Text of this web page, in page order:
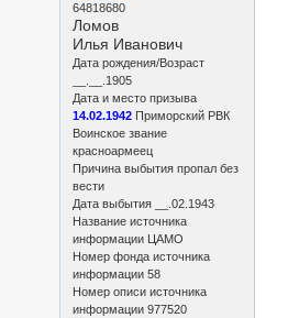
64818680
Ломов
Илья Иванович
Дата рождения/Возраст
__.__.1905
Дата и место призыва
14.02.1942 Приморский РВК
Воинское звание
красноармеец
Причина выбытия пропал без
вести
Дата выбытия __.02.1943
Название источника
информации ЦАМО
Номер фонда источника
информации 58
Номер описи источника
информации 977520